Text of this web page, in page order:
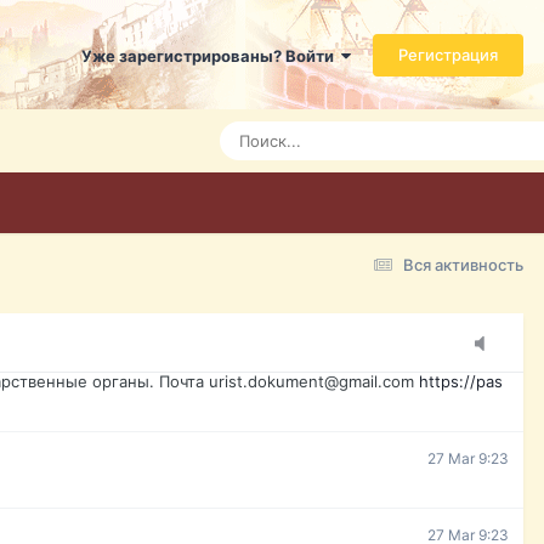
Уже зарегистрированы? Войти Регистрация
Вся активность
даже ребенок. Быстрое оформление договора с
Today 3:21
Today 3:24
Today 3:28
15 Mar 16:47
органы. Почта urist.dokument@gmail.com https://pas
27 Mar 9:23
27 Mar 9:23